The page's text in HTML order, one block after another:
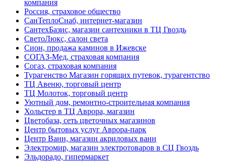
компания
Россия, страховое общество
СанТеплоСнаб, интернет-магазин
СантехБазис, магазин сантехники в ТЦ Гвоздь
СветоЛюкс, салон света
Сион, продажа каминов в Ижевске
СОГАЗ-Мед, страховая компания
Согаз, страховая компания
Турагенство Магазин горящих путевок, турагентство
ТЦ Авеню, торговый центр
ТЦ Молоток, торговый центр
Уютный дом, ремонтно-строительная компания
Хольстер в ТЦ Аврора, магазин
Цветобаза, сеть цветочных магазинов
Центр бытовых услуг Аврора-парк
Центр Ванн, магазин акриловых ванн
Электромир, магазин электротоваров в СЦ Гвоздь
Эльдорадо, гипермаркет